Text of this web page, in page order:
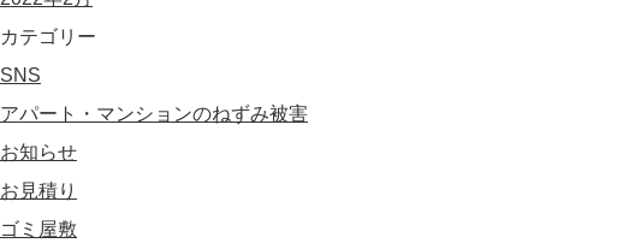
カテゴリー
SNS
アパート・マンションのねずみ被害
お知らせ
お見積り
ゴミ屋敷